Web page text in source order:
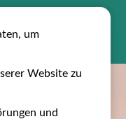
um
Website zu
und